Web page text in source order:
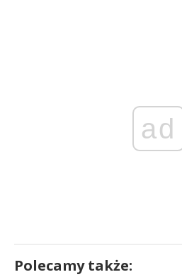
ad
Polecamy także: